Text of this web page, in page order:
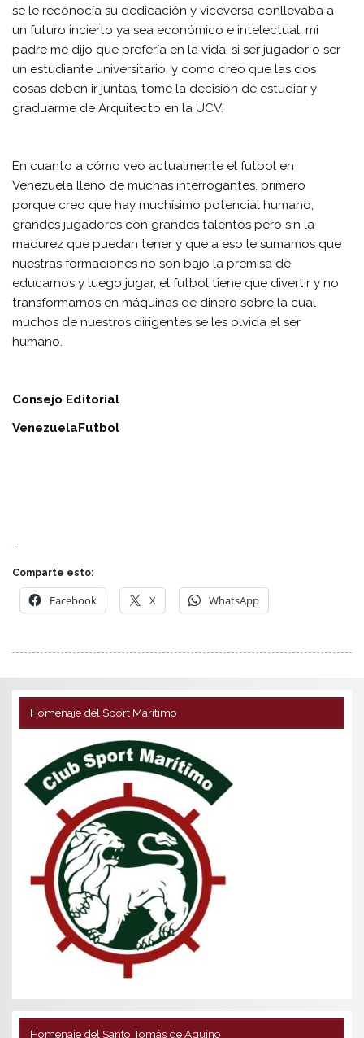
se le reconocía su dedicación y viceversa conllevaba a
un futuro incierto ya sea económico e intelectual, mi
padre me dijo que prefería en la vida, si ser jugador o ser
un estudiante universitario, y como creo que las dos
cosas deben ir juntas, tome la decisión de estudiar y
graduarme de Arquitecto en la UCV.
En cuanto a cómo veo actualmente el futbol en
Venezuela lleno de muchas interrogantes, primero
porque creo que hay muchísimo potencial humano,
grandes jugadores con grandes talentos pero sin la
madurez que puedan tener y que a eso le sumamos que
nuestras formaciones no son bajo la premisa de
educarnos y luego jugar, el futbol tiene que divertir y no
transformarnos en máquinas de dinero sobre la cual
muchos de nuestros dirigentes se les olvida el ser
humano.
Consejo Editorial
VenezuelaFutbol
…
Comparte esto:
Facebook X WhatsApp
Homenaje del Sport Marítimo
Homenaje del Santo Tomás de Aquino